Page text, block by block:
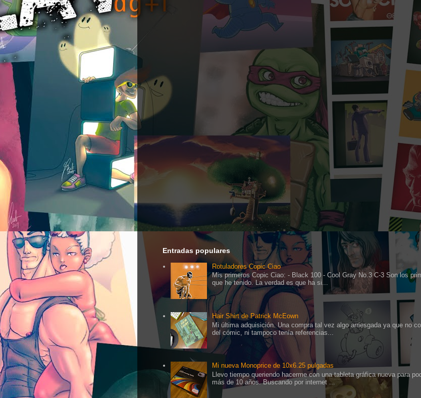
Entradas populares
Rotuladores Copic Ciao
Mis primeros Copic Ciao: - Black 100 - Cool Gray No.3 C-3 Son los
que he tenido. La verdad es que ha si...
Hair Shirt de Patrick McEown
Mi última adquisición. Una compra tal vez algo arriesgada ya que no
del cómic, ni tampoco tenía referencias...
Mi nueva Monoprice de 10x6.25 pulgadas
Llevo tiempo queriendo hacerme con una tableta gráfica nueva para
más de 10 años. Buscando por internet ...